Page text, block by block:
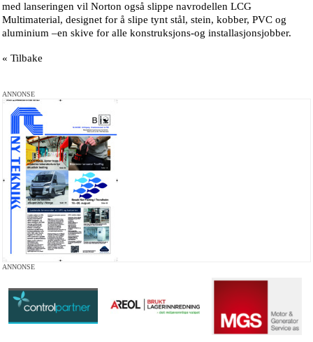
med lanseringen vil Norton også slippe navrodellen LCG
Multimaterial, designet for å slipe tynt stål, stein, kobber, PVC og
aluminium –en skive for alle konstruksjons-og installasjonsjobber.
« Tilbake
ANNONSE
ANNONSE